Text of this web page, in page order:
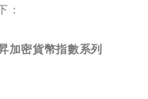
：
加密貨幣指數系列